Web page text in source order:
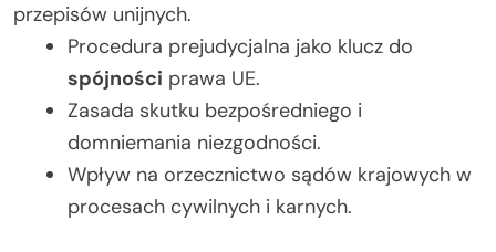
przepisów unijnych.
Procedura prejudycjalna jako klucz do
spójności prawa UE.
Zasada skutku bezpośredniego i
domniemania niezgodności.
Wpływ na orzecznictwo sądów krajowych w
procesach cywilnych i karnych.